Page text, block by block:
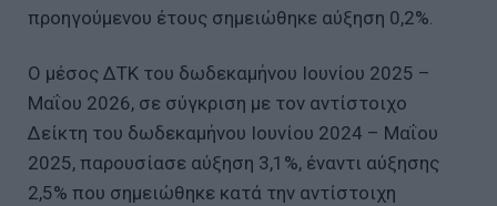
προηγούμενου έτους σημειώθηκε αύξηση 0,2%.
Ο μέσος ΔΤΚ του δωδεκαμήνου Ιουνίου 2025 –
Μαΐου 2026, σε σύγκριση με τον αντίστοιχο
Δείκτη του δωδεκαμήνου Ιουνίου 2024 – Μαΐου
2025, παρουσίασε αύξηση 3,1%, έναντι αύξησης
2,5% που σημειώθηκε κατά την αντίστοιχη